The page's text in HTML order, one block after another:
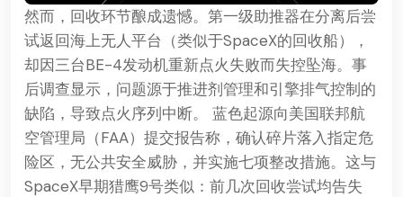
然而，回收环节酿成遗憾。第一级助推器在分离后尝
试返回海上无人平台（类似于SpaceX的回收船），
却因三台BE-4发动机重新点火失败而失控坠海。事
后调查显示，问题源于推进剂管理和引擎排气控制的
缺陷，导致点火序列中断。 蓝色起源向美国联邦航
空管理局（FAA）提交报告称，确认碎片落入指定危
险区，无公共安全威胁，并实施七项整改措施。这与
SpaceX早期猎鹰9号类似：前几次回收尝试均告失